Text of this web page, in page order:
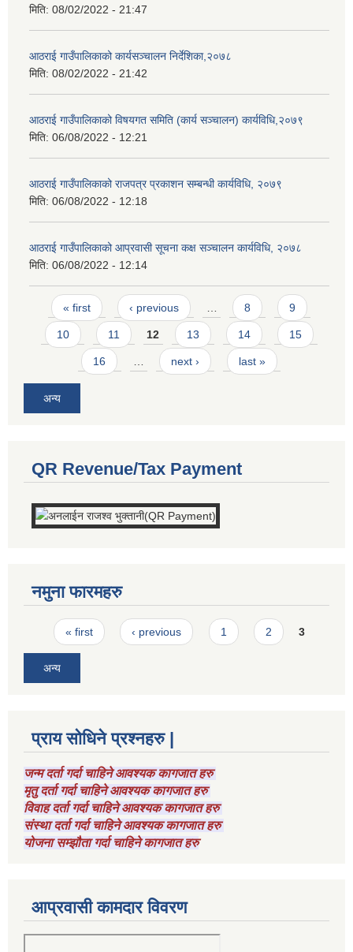
मिति: 08/02/2022 - 21:47
आठराई गाउँपालिकाको कार्यसञ्चालन निर्देशिका,२०७८
मिति: 08/02/2022 - 21:42
आठराई गाउँपालिकाको विषयगत समिति (कार्य सञ्चालन) कार्यविधि,२०७९
मिति: 06/08/2022 - 12:21
आठराई गाउँपालिकाको राजपत्र प्रकाशन सम्बन्धी कार्यविधि, २०७९
मिति: 06/08/2022 - 12:18
आठराई गाउँपालिकाको आप्रवासी सूचना कक्ष सञ्चालन कार्यविधि, २०७८
मिति: 06/08/2022 - 12:14
Pages
« first ‹ previous … 8 9
10 11 12 13 14 15
16 … next › last »
अन्य
QR Revenue/Tax Payment
नमुना फारमहरु
Pages
« first ‹ previous 1 2 3
अन्य
प्राय सोधिने प्रश्नहरु |
जन्म दर्ता गर्दा चाहिने आवश्यक कागजात हरु
मृतु दर्ता गर्दा चाहिने आवश्यक कागजात हरु
विवाह दर्ता गर्दा चाहिने आवश्यक कागजात हरु
संस्था दर्ता गर्दा चाहिने आवश्यक कागजात हरु
योजना सम्झौता गर्दा चाहिने कागजात हरु
आप्रवासी कामदार विवरण